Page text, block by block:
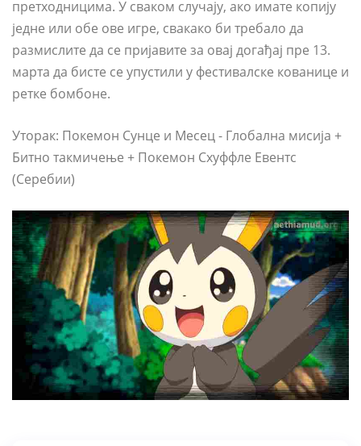
претходницима. У сваком случају, ако имате копију
једне или обе ове игре, свакако би требало да
размислите да се пријавите за овај догађај пре 13.
марта да бисте се упустили у фестивалске кованице и
ретке бомбоне.
Уторак: Покемон Сунце и Месец - Глобална мисија +
Битно такмичење + Покемон Схуффле Евентс
(Серебии)